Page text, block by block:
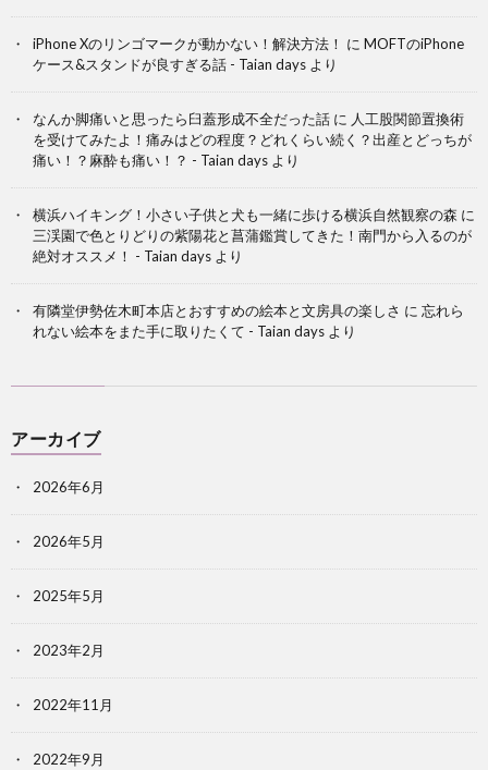
iPhone Xのリンゴマークが動かない！解決方法！ に MOFTのiPhone
ケース&スタンドが良すぎる話 - Taian days より
なんか脚痛いと思ったら臼蓋形成不全だった話 に 人工股関節置換術
を受けてみたよ！痛みはどの程度？どれくらい続く？出産とどっちが
痛い！？麻酔も痛い！？ - Taian days より
横浜ハイキング！小さい子供と犬も一緒に歩ける横浜自然観察の森 に
三渓園で色とりどりの紫陽花と菖蒲鑑賞してきた！南門から入るのが
絶対オススメ！ - Taian days より
有隣堂伊勢佐木町本店とおすすめの絵本と文房具の楽しさ に 忘れら
れない絵本をまた手に取りたくて - Taian days より
アーカイブ
2026年6月
2026年5月
2025年5月
2023年2月
2022年11月
2022年9月